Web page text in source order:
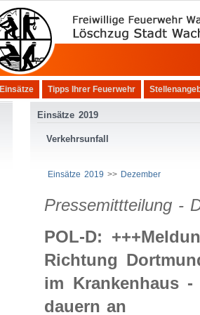
Einsätze Tipps Ihrer Feuerwehr
Einsätze 2019
Verkehrsunfall
Einsätze 2019 >> Dezember
Pressemittteilung -
POL-D:
Richtung
im Krankenhaus
dauern an